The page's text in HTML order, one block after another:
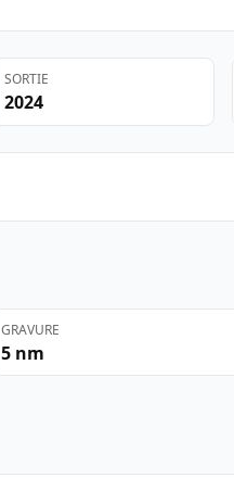
SORTIE
2024
GRAVURE
5 nm